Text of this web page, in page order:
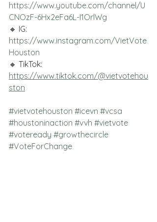
https://www.youtube.com/channel/U
CNOzF-6Hx2eFa6L-I1OrlWg
🔸 IG:
https://www.instagram.com/VietVote
Houston
🔸 TikTok:
https://www.tiktok.com/@vietvotehou
ston
#vietvotehouston #icevn #vcsa
#houstoninaction #vvh #vietvote
#voteready #growthecircle
#VoteForChange